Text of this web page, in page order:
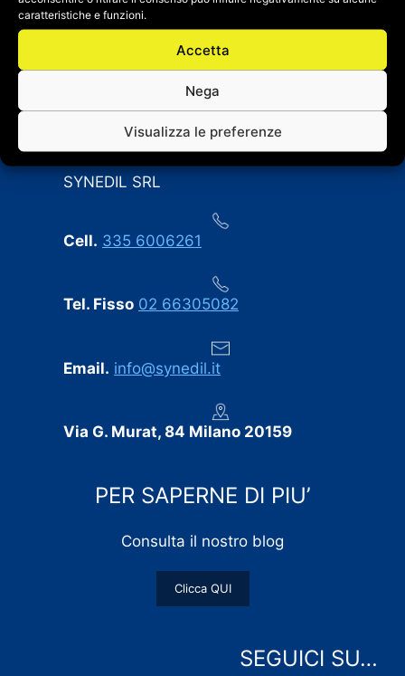
caratteristiche e funzioni.
Accetta
Nega
Visualizza le preferenze
CONTATTI
SYNEDIL SRL
Cell. 335 6006261
Tel. Fisso 02 66305082
Email. info@synedil.it
Via G. Murat, 84 Milano 20159
PER SAPERNE DI PIU’
Consulta il nostro blog
Clicca QUI
SEGUICI SU…